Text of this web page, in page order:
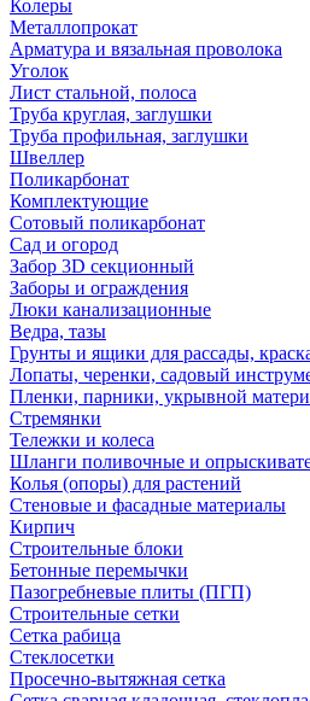
Колеры
Металлопрокат
Арматура и вязальная проволока
Уголок
Лист стальной, полоса
Труба круглая, заглушки
Труба профильная, заглушки
Швеллер
Поликарбонат
Комплектующие
Сотовый поликарбонат
Сад и огород
Забор 3D секционный
Заборы и ограждения
Люки канализационные
Ведра, тазы
Грунты и ящики для рассады,
Лопаты, черенки, садовый
Пленки, парники, укрывной
Стремянки
Тележки и колеса
Шланги поливочные и
Колья (опоры) для растений
Стеновые и фасадные материалы
Кирпич
Строительные блоки
Бетонные перемычки
Пазогребневые плиты (ПГП)
Строительные сетки
Сетка рабица
Стеклосетки
Просечно-вытяжная сетка